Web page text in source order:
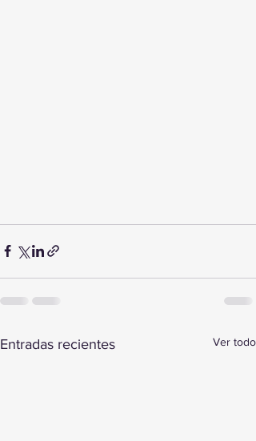
Entradas recientes Ver todo